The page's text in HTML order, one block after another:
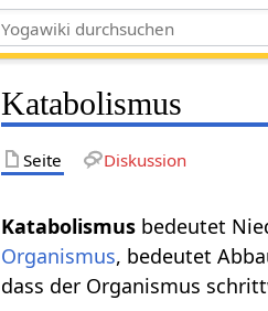
Katabolismus
Seite Diskussion
Katabolismus bedeutet
Organismus, bedeutet
dass der Organismus